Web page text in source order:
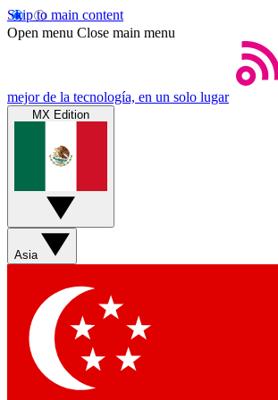
Skip to main content
Open menu Close main menu
mejor de la tecnología, en un solo lugar
MX Edition
Asia